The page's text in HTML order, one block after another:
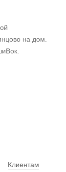
на дом.
Клиентам